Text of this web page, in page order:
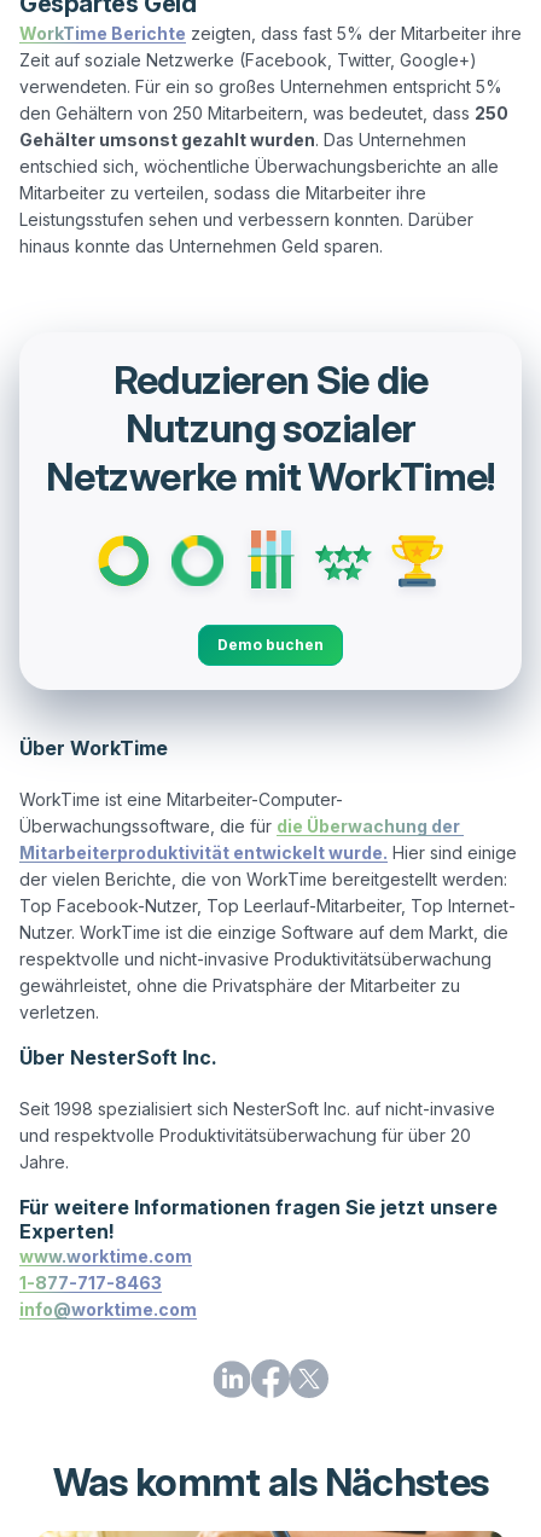
WorkTime Berichte zeigten, dass fast 5% der Mitarbeiter ihre
Zeit auf soziale Netzwerke (Facebook, Twitter, Google+)
verwendeten. Für ein so großes Unternehmen entspricht 5%
den Gehältern von 250 Mitarbeitern, was bedeutet, dass 250
Gehälter umsonst gezahlt wurden. Das Unternehmen
entschied sich, wöchentliche Überwachungsberichte an alle
Mitarbeiter zu verteilen, sodass die Mitarbeiter ihre
Leistungsstufen sehen und verbessern konnten. Darüber
Reduzieren Sie die
Nutzung sozialer
Netzwerke mit WorkTime!
Demo buchen
Über WorkTime
WorkTime ist eine Mitarbeiter-Computer-
Überwachungssoftware, die für die Überwachung der
Mitarbeiterproduktivität entwickelt wurde. Hier sind einige
der vielen Berichte, die von WorkTime bereitgestellt werden:
Top Facebook-Nutzer, Top Leerlauf-Mitarbeiter, Top Internet-
Nutzer. WorkTime ist die einzige Software auf dem Markt, die
respektvolle und nicht-invasive Produktivitätsüberwachung
gewährleistet, ohne die Privatsphäre der Mitarbeiter zu
Über NesterSoft Inc.
Seit 1998 spezialisiert sich NesterSoft Inc. auf nicht-invasive
und respektvolle Produktivitätsüberwachung für über 20
Für weitere Informationen fragen Sie jetzt unsere
Experten!
www.worktime.com
1-877-717-8463
info@worktime.com
Was kommt als Nächstes